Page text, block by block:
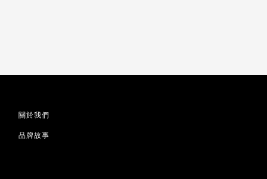
關於我們
品牌故事